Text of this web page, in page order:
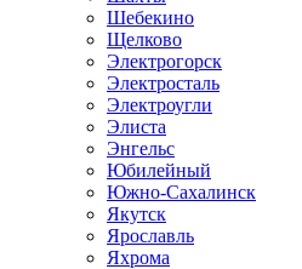
Шебекино
Щелково
Электрогорск
Электросталь
Электроугли
Элиста
Энгельс
Юбилейный
Южно-Сахалинск
Якутск
Ярославль
Яхрома